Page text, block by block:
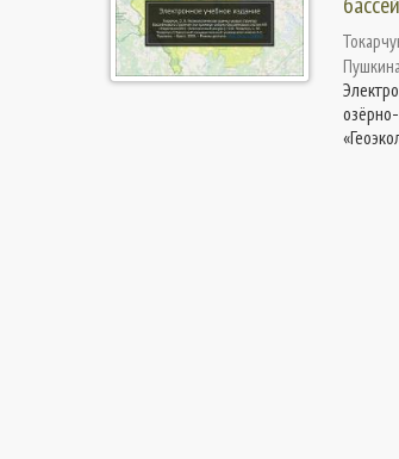
Пушкина